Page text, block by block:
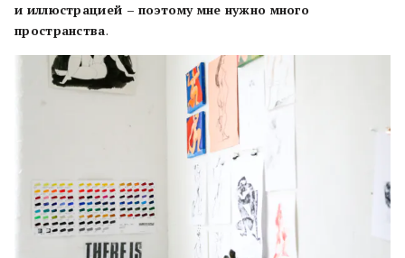
и иллюстрацией – поэтому мне нужно много
пространства.